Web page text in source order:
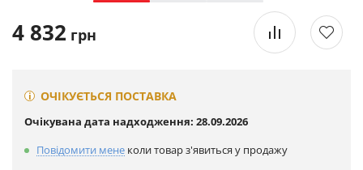
4 832 грн
ОЧІКУЄТЬСЯ ПОСТАВКА
Очікувана дата надходження: 28.09.2026
Повідомити мене коли товар з'явиться у продажу